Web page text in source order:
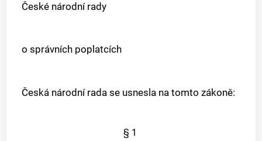
České národní rady
o správních poplatcích
Česká národní rada se usnesla na tomto zákoně:
§ 1